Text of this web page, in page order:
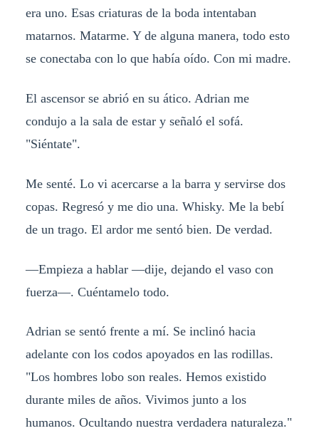
era uno. Esas criaturas de la boda intentaban
matarnos. Matarme. Y de alguna manera, todo esto
se conectaba con lo que había oído. Con mi madre.
El ascensor se abrió en su ático. Adrian me
condujo a la sala de estar y señaló el sofá.
"Siéntate".
Me senté. Lo vi acercarse a la barra y servirse dos
copas. Regresó y me dio una. Whisky. Me la bebí
de un trago. El ardor me sentó bien. De verdad.
—Empieza a hablar —dije, dejando el vaso con
fuerza—. Cuéntamelo todo.
Adrian se sentó frente a mí. Se inclinó hacia
adelante con los codos apoyados en las rodillas.
"Los hombres lobo son reales. Hemos existido
durante miles de años. Vivimos junto a los
humanos. Ocultando nuestra verdadera naturaleza."